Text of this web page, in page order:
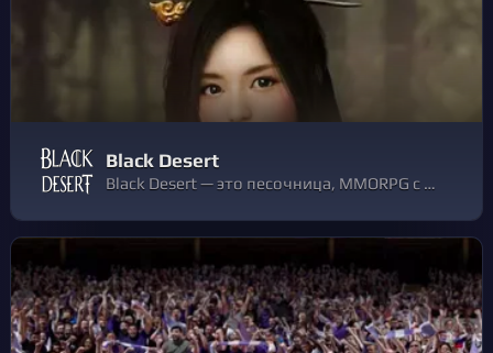
Black Desert
Black Desert — это песочница, MMORPG с живым миром. Участвуйте в динамичных, насыщенных действиями боях, охотьтесь на монстров и огромных боссов, сражайтесь с друзьями в гильдии, чтобы осадить узлы и завоевать замки, тренируйте свои жизненные навыки.